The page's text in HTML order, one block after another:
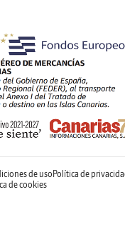
de usoPolítica de
de cookies